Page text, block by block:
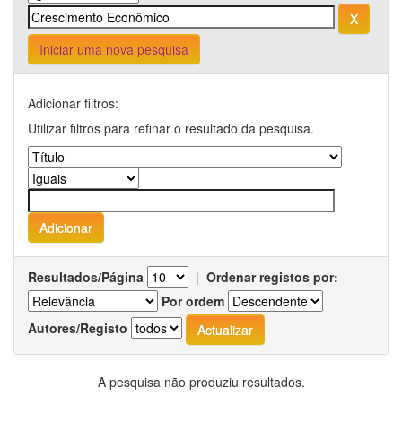
Iniciar uma nova pesquisa
Adicionar filtros:
Utilizar filtros para refinar o resultado da pesquisa.
Resultados/Página | Ordenar registos por:
Por ordem
Autores/Registo
A pesquisa não produziu resultados.